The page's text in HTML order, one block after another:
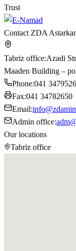
Trust
Contact ZDA
Tabriz office:Azadi
Maaden Building –
Phone:041
Fax:041 34782650
Email:
Admin office:
Our locations
Tabriz office